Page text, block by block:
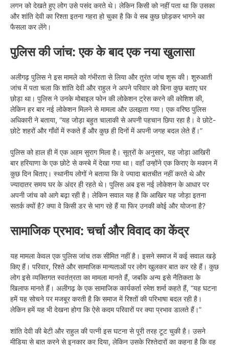
लगन को देखते हुए लोग उसे पसंद करते थे। लेकिन किसी को नहीं पता था कि उसका
और शांति देवी का रिश्ता इतना गहरा हो चुका है कि वे सब कुछ छोड़कर भागने का
फैसला कर लेंगे।
पुलिस की जांच: एक के बाद एक नया खुलासा
अलीगढ़ पुलिस ने इस मामले को गंभीरता से लिया और तुरंत जांच शुरू की। शुरुआती
जांच में पता चला कि शांति देवी और राहुल ने अपने परिवार को बिना कुछ बताए घर
छोड़ा था। पुलिस ने उनके मोबाइल फोन की लोकेशन ट्रेस करने की कोशिश की,
लेकिन हर बार नई लोकेशन मिलने से मामला और उलझता गया। एक वरिष्ठ पुलिस
अधिकारी ने बताया, “यह जोड़ा बहुत चालाकी से अपनी पहचान छिपा रहा है। वे छोटे-
छोटे शहरों और गाँवों में रुकते हैं और कुछ ही दिनों में अपनी जगह बदल लेते हैं।”
पुलिस को हाल ही में एक अहम सुराग मिला है। सूत्रों के अनुसार, यह जोड़ा आखिरी
बार हरियाणा के एक छोटे से कस्बे में देखा गया था। वहाँ उन्होंने एक किराए के मकान में
कुछ दिन बिताए। स्थानीय लोगों ने बताया कि वे ज्यादा बातचीत नहीं करते थे और
ज्यादातर समय घर के अंदर ही रहते थे। पुलिस अब इस नई लोकेशन के आधार पर
अपनी जांच को आगे बढ़ा रही है। लेकिन सवाल यह है कि आखिर यह जोड़ा इतना
सतर्क क्यों है? क्या वे किसी डर से भाग रहे हैं या फिर उनकी कोई और योजना है?
सामाजिक प्रभाव: चर्चा और विवाद का केंद्र
यह मामला केवल एक पुलिस जांच तक सीमित नहीं है। इसने समाज में कई सवाल खड़े
किए हैं। परिवार, रिश्ते और सामाजिक मान्यताओं पर लोग खुलकर बात कर रहे हैं। कुछ
लोग इसे व्यक्तिगत स्वतंत्रता का मामला मानते हैं, जबकि अन्य इसे नैतिकता के
खिलाफ मानते हैं। अलीगढ़ के एक सामाजिक कार्यकर्ता रमेश शर्मा कहते हैं, “यह घटना
हमें यह सोचने पर मजबूर करती है कि समाज में रिश्तों की परिभाषा बदल रही है।
लेकिन हमें यह भी देखना होगा कि ऐसे कदम परिवारों पर क्या प्रभाव डालते हैं।”
शांति देवी की बेटी और राहुल की पत्नी इस घटना से पूरी तरह टूट चुकी है। उसने
मीडिया से बात करने से इनकार कर दिया, लेकिन उसके रिश्तेदारों का कहना है कि वह